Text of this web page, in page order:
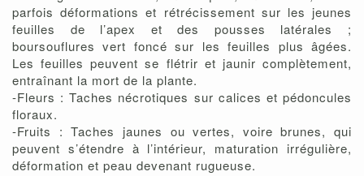
parfois déformations et rétrécissement sur les jeunes
feuilles de l’apex et des pousses latérales ;
boursouflures vert foncé sur les feuilles plus âgées.
Les feuilles peuvent se flétrir et jaunir complètement,
entraînant la mort de la plante.
-Fleurs : Taches nécrotiques sur calices et pédoncules
floraux.
-Fruits : Taches jaunes ou vertes, voire brunes, qui
peuvent s’étendre à l’intérieur, maturation irrégulière,
déformation et peau devenant rugueuse.